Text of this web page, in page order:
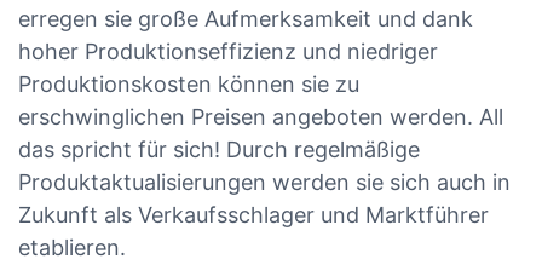
erregen sie große Aufmerksamkeit und dank
hoher Produktionseffizienz und niedriger
Produktionskosten können sie zu
erschwinglichen Preisen angeboten werden. All
das spricht für sich! Durch regelmäßige
Produktaktualisierungen werden sie sich auch in
Zukunft als Verkaufsschlager und Marktführer
etablieren.